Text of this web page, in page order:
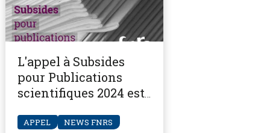
L'appel à Subsides
pour Publications
scientifiques 2024 est
APPEL NEWS FNRS